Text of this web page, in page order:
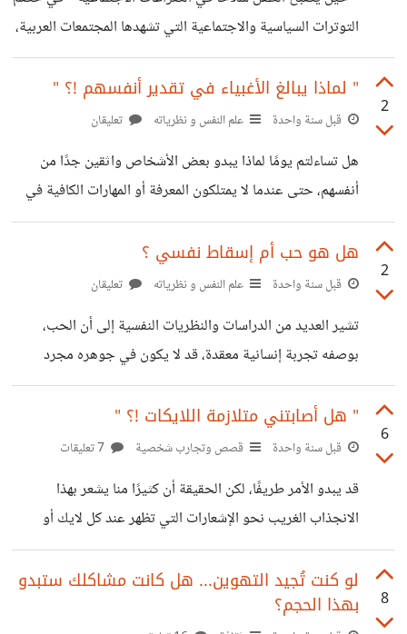
الهوية. فهل الطفل هو "ملك" لوالديه ؟ أم أنه كائن مستقل ينبغي
التوترات السياسية والاجتماعية التي تشهدها المجتمعات العربية،
برزت ظاهرة مقلقة ومثيرة للجدل ، وهي توظيف الأطفال كرموز
عاطفية في ساحات الاحتجاج أو كدروع أخلاقية في الخطاب
العام. تُرفع صورهم في المسيرات، تُستعرض معاناتهم في
التعاطف... فهل الأطفال أدوات أم أفراد؟ ومتى يتحول الدفاع
عنهم إلى استغلال نفسي واجتماعي؟ إن توظيف الأطفال كرموز
أخلاقية في النزاعات الاجتماعية والسياسية يمثل إشكالية معقدة
تتقاطع فيها الاعتبارات
2
" لماذا يبالغ الأغبياء في تقدير أنفسهم !؟ "
قبل سنة واحدة علم النفس و نظرياته تعليقان
هل تساءلتم يومًا لماذا يبدو بعض الأشخاص واثقين جدًا من
أنفسهم، حتى عندما لا يمتلكون المعرفة أو المهارات الكافية في
مجال معين ؟ ربما قد يرجع الأمر إلى متلازمة دانينغ-كروجر،
وهي انحياز إدراكي يجعل الأفراد ذوي الكفاءة المنخفضة
يعتقدون خطأً أنهم أكثر كفاءة مما هم عليه في الواقع. بينما على
التقليل من شأن قدراتهم، ظنًا منهم أن ما يعرفونه يعرفه الجميع.
سُميت المتلازمة على اسم ديفيد دانينغ وجاستن كروجر، وهما
2
هل هو حب أم إسقاط نفسي ؟
قبل سنة واحدة علم النفس و نظرياته تعليقان
تشير العديد من الدراسات والنظريات النفسية إلى أن الحب،
بوصفه تجربة إنسانية معقدة، قد لا يكون في جوهره مجرد
استجابة عاطفية تلقائية تجاه شخص آخر، بل هو غالبًا تعبير غير
واعٍ عن حاجات نفسية داخلية لم تُشبَع في مراحل مبكرة من
الحياة. فوفقًا لنظرية التعلق (Attachment Theory) التي
نشكلها مع مقدمي الرعاية في الطفولة يؤثر بشكل مباشر على
الطريقة التي نُنشئ بها علاقاتنا العاطفية لاحقًا. فالأشخاص الذين
نشأوا في بيئة غير
6
" هل أصابتني متلازمة اللايكات !؟ "
قبل سنة واحدة قصص وتجارب شخصية
قد يبدو الأمر طريفًا، لكن الحقيقة أن كثيرًا منا يشعر بهذا
الانجذاب الغريب نحو الإشعارات التي تظهر عند كل لايك أو
تعليق. في البداية، بدأت أنشر في صفحتي على فيسبوك
المخصصة للاستشارات النفسية، ثم توسعت مساهماتي إلى منصة
حسوب حيث وجدت نفسي وسط مجتمع يقدر المعرفة والتفاعل
8
لو كنت تُجيد التهوين... هل كانت مشاكلك ستبدو
بهذا الحجم؟